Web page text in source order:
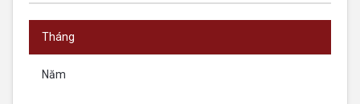
Tháng
Năm